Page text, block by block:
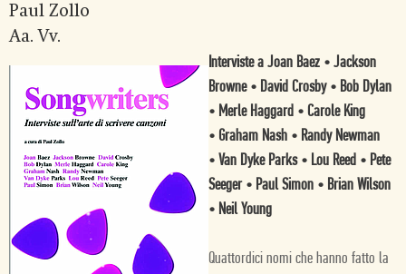
Paul Zollo
Aa. Vv.
Interviste a Joan Baez • Jackson
Browne • David Crosby • Bob Dylan
• Merle Haggard • Carole King
• Graham Nash • Randy Newman
• Van Dyke Parks • Lou Reed • Pete
Seeger • Paul Simon • Brian Wilson
• Neil Young
Quattordici nomi che hanno fatto la